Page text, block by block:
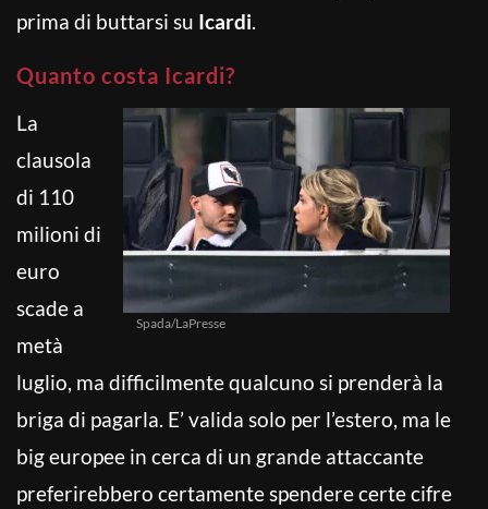
prima di buttarsi su Icardi.
Quanto costa Icardi?
Spada/LaPresse
La
clausola
di 110
milioni di
euro
scade a
metà
luglio, ma difficilmente qualcuno si prenderà la
briga di pagarla. E’ valida solo per l’estero, ma le
big europee in cerca di un grande attaccante
preferirebbero certamente spendere certe cifre